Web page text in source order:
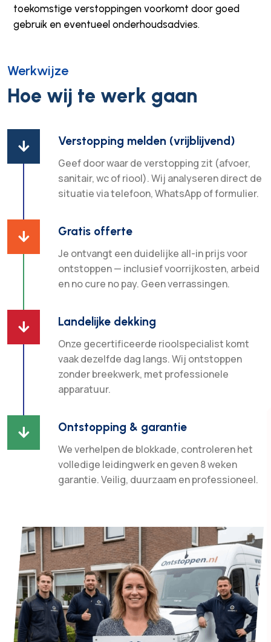
toekomstige verstoppingen voorkomt door goed
gebruik en eventueel onderhoudsadvies.
Werkwijze
Hoe wij te werk gaan
 Verstopping melden (vrijblijvend)
Geef door waar de verstopping zit (afvoer,
sanitair, wc of riool). Wij analyseren direct de
situatie via telefoon, WhatsApp of formulier.
 Gratis offerte
Je ontvangt een duidelijke all-in prijs voor
ontstoppen — inclusief voorrijkosten, arbeid
en no cure no pay. Geen verrassingen.
 Landelijke dekking
Onze gecertificeerde rioolspecialist komt
vaak dezelfde dag langs. Wij ontstoppen
zonder breekwerk, met professionele
apparatuur.
 Ontstopping & garantie
We verhelpen de blokkade, controleren het
volledige leidingwerk en geven 8 weken
garantie. Veilig, duurzaam en professioneel.